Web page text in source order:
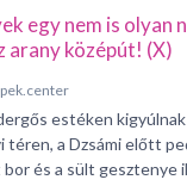
egy nem is olyan
arany középút! (X)
estéken
téren, a Dzsámi előtt
és a sült gesztenye